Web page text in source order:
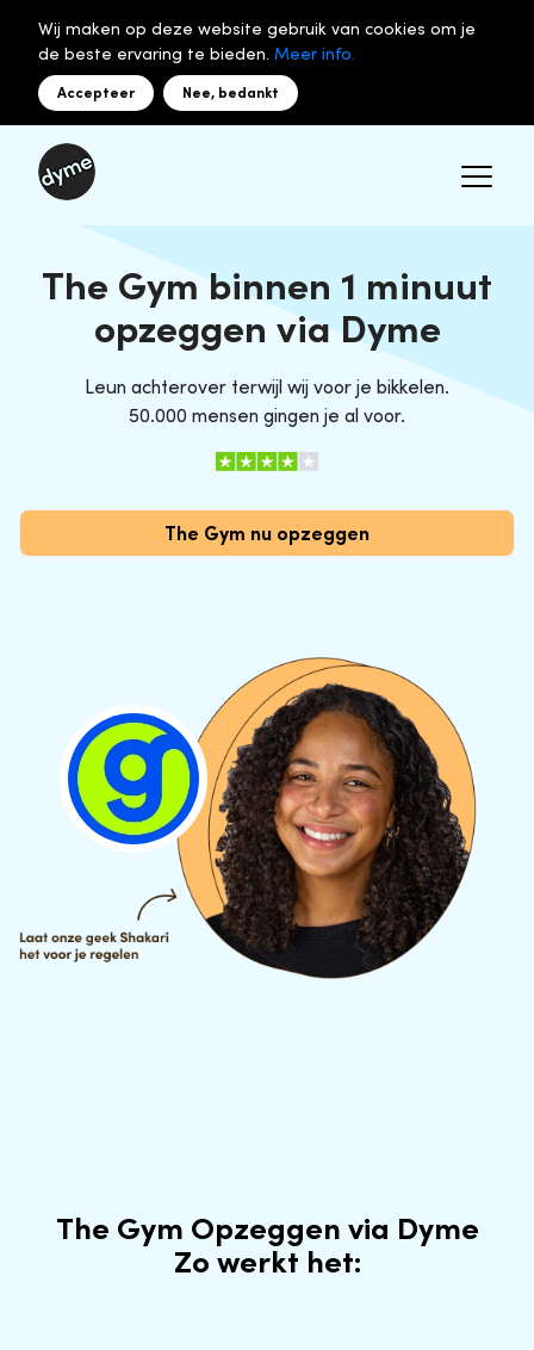
Wij maken op deze website gebruik van cookies om je
de beste ervaring te bieden. Meer info.
Accepteer Nee, bedankt
The Gym binnen 1 minuut
opzeggen via Dyme
Leun achterover terwijl wij voor je bikkelen.
50.000 mensen gingen je al voor.
The Gym nu opzeggen
The Gym Opzeggen via Dyme
Zo werkt het: